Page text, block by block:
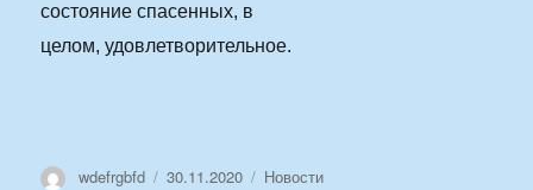
состояние спасенных, в
целом, удовлетворительное.
Автор
wdefrgbfd Опубликовано
30.11.2020 Рубрики
Новости